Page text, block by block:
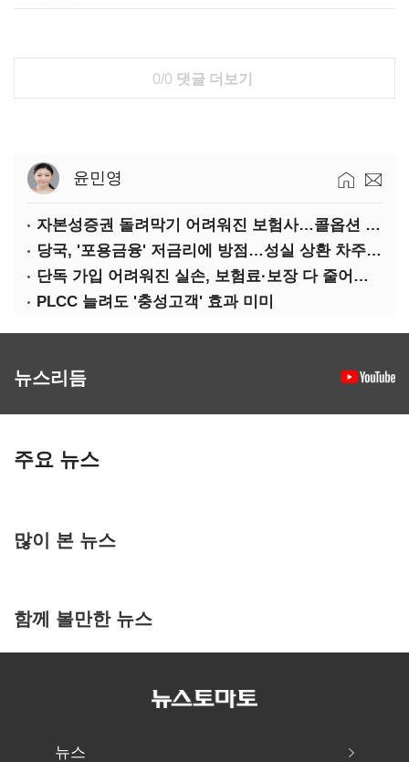
0/0 댓글 더보기
윤민영
자본성증권 돌려막기 어려워진 보험사…콜옵션 부담 급증
당국, '포용금융' 저금리에 방점…성실 상환 차주는 '역차별'
단독 가입 어려워진 실손, 보험료·보장 다 줄어든 5세대는?
PLCC 늘려도 '충성고객' 효과 미미
뉴스리듬
주요 뉴스
많이 본 뉴스
함께 볼만한 뉴스
뉴스